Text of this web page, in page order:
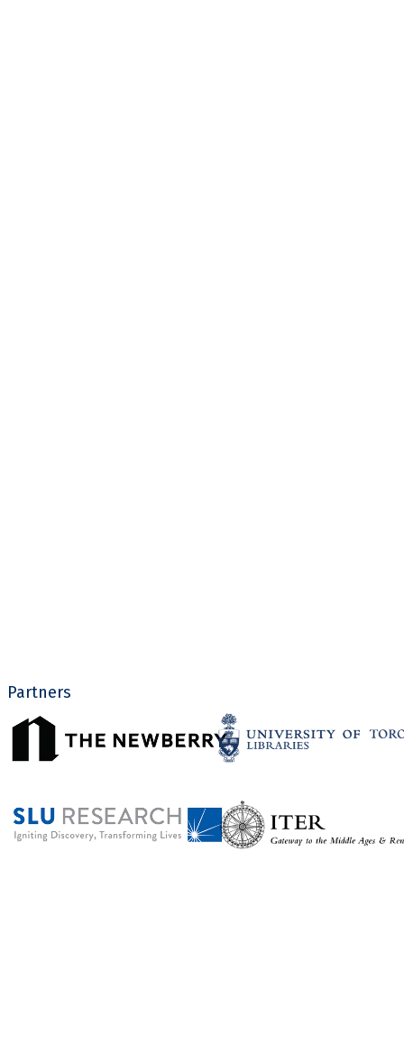
Partners